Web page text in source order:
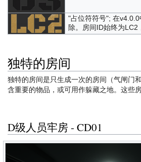
"占位符符号"; 在
除。房间ID始终为LC2
独特的房间
独特的房间是只生成一次的房间（气闸门
含重要的物品，或可用作躲藏之地。这些
D级人员牢房 - CD01